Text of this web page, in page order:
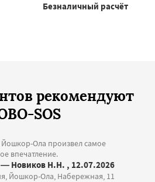
Безналичный расчёт
рекомендуют
SOS
Йошкор-Ола произвел самое
впечатление.
— Новиков Н.Н. , 12.07.2026
Йошкор-Ола, Набережная, 11